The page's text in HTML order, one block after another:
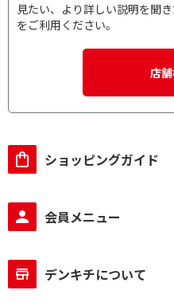
見たい、より詳しい説明を聞
をご利用ください。
店
ショッピングガイド
会員メニュー
デンキチについて